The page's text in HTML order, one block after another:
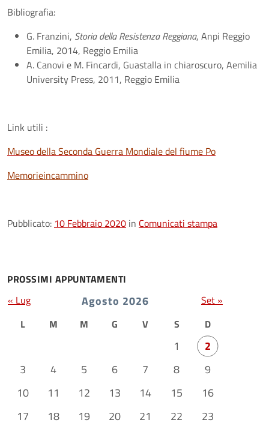
Bibliografia:
G. Franzini, Storia della Resistenza Reggiana, Anpi Reggio
Emilia, 2014, Reggio Emilia
A. Canovi e M. Fincardi, Guastalla in chiaroscuro, Aemilia
University Press, 2011, Reggio Emilia
Link utili :
Museo della Seconda Guerra Mondiale del fiume Po
Memorieincammino
Pubblicato: 10 Febbraio 2020 in Comunicati stampa
PROSSIMI APPUNTAMENTI
Agosto 2026
L M M G V S D
1
2
3
4 5 6 7 8
9
10
11 12 13 14 15
16
17
18 19 20 21 22 23
« Lug Set »